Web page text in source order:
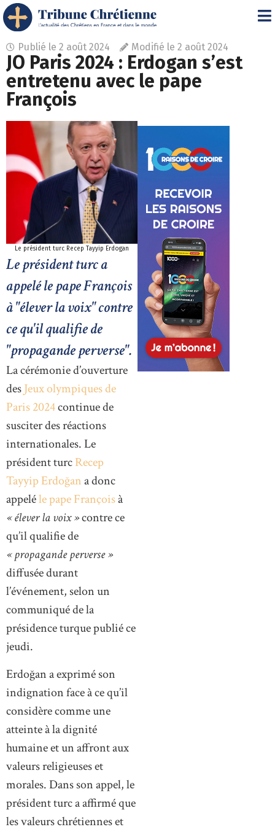
Publié le 2 août 2024 Modifié le 2 août 2024
JO Paris 2024 : Erdogan s’est
entretenu avec le pape
François
Le président turc Recep Tayyip Erdogan
Le président turc a
appelé le pape François
à "élever la voix" contre
ce qu'il qualifie de
"propagande perverse".
La cérémonie d’ouverture
desJeux olympiques de
Paris 2024continue de
susciter des réactions
internationales. Le
président turcRecep
Tayyip Erdoğana donc
appeléle pape Françoisà
« élever la voix »contre ce
qu’il qualifie de
« propagande perverse »
diffusée durant
l’événement, selon un
communiqué de la
présidence turque publié ce
jeudi.
Erdoğan a exprimé son
indignation face à ce qu’il
considère comme une
atteinte à la dignité
humaine et un affront aux
valeurs religieuses et
morales. Dans son appel, le
président turc a affirmé que
les valeurs chrétiennes et